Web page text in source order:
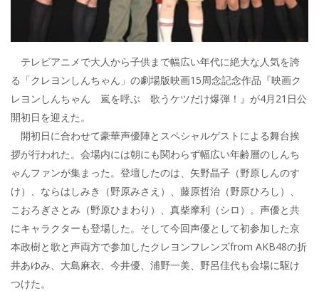
テレビアニメで大人から子供まで幅広い年代に絶大な人気を誇
る「クレヨンしんちゃん」の劇場版映画15周念記念作品『映画ク
レヨンしんちゃん 嵐を呼ぶ 歌うケツだけ爆弾！』が4月21日公
開初日を迎えた。
開初日に合わせて豪華声優陣とスペシャルゲストによる舞台挨
拶が行われた。会場内には朝にも関わらず幅広い年齢層のしんち
ゃんファンが集まった。登壇したのは、矢野晶子（野原しんのす
け）、ならはしみき（野原みさえ）、藤原哲治（野原ひろし）、
こおろぎさとみ（野原ひまわり）、真柴摩利（シロ）。声優と共
にキャラクターも登場した。そして今回声優として初参加した京
本政樹と歌と声両方で参加したクレヨンフレンズfrom AKB48の折
井あゆみ、大島麻衣、今井優、浦野一美、野呂佳代も会場に駆け
つけた。